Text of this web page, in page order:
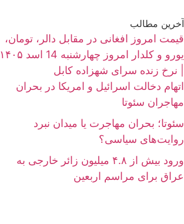
آخرین مطالب
قیمت امروز افغانی در مقابل دالر، تومان،
یورو و کلدار امروز چهارشنبه 14 اسد ۱۴۰۵
| نرخ زنده سرای شهزاده کابل
اتهام دخالت اسرائیل و امریکا در بحران
مهاجران سئوتا
سئوتا؛ بحران مهاجرت یا میدان نبرد
روایت‌های سیاسی؟
ورود بیش از ۴.۸ میلیون زائر خارجی به
عراق برای مراسم اربعین